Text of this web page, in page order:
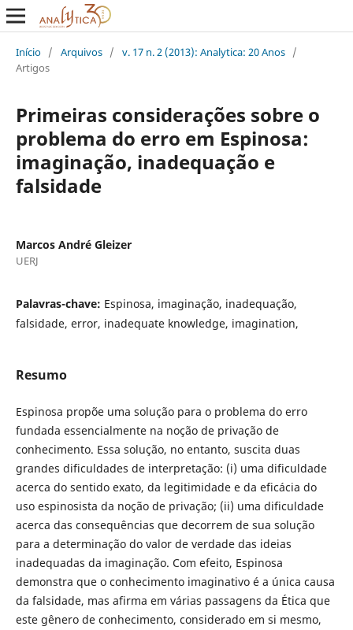
Início / Arquivos / v. 17 n. 2 (2013): Analytica: 20 Anos /
Artigos
Primeiras considerações sobre o
problema do erro em Espinosa:
imaginação, inadequação e
falsidade
Marcos André Gleizer
UERJ
Palavras-chave: Espinosa, imaginação, inadequação,
falsidade, error, inadequate knowledge, imagination,
Resumo
Espinosa propõe uma solução para o problema do erro
fundada essencialmente na noção de privação de
conhecimento. Essa solução, no entanto, suscita duas
grandes dificuldades de interpretação: (i) uma dificuldade
acerca do sentido exato, da legitimidade e da eficácia do
uso espinosista da noção de privação; (ii) uma dificuldade
acerca das consequências que decorrem de sua solução
para a determinação do valor de verdade das ideias
inadequadas da imaginação. Com efeito, Espinosa
demonstra que o conhecimento imaginativo é a única causa
da falsidade, mas afirma em várias passagens da Ética que
este gênero de conhecimento, considerado em si mesmo,